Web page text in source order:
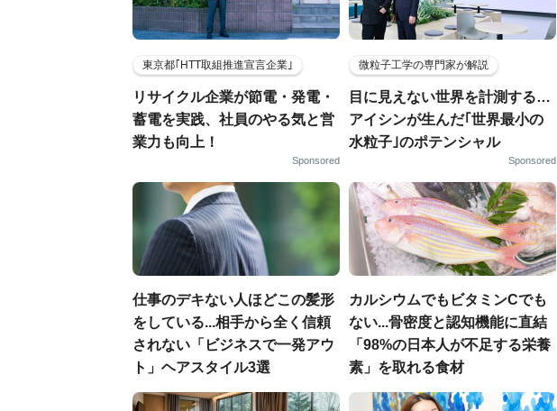
東京都｢HTT取組推進宣言企業｣
リサイクル企業が節電・発電・
蓄電を実践、社員のやる気と営
業力も向上！
Sponsored
微粒子工学の専門家が解説
目に見えない世界を計測する…
アイシンが生んだ｢世界最小の
水粒子｣のポテンシャル
Sponsored
仕事のデキない人ほどこの髪形
をしている...相手から全く信頼
されない「ビジネスで一発アウ
ト」ヘアスタイル3選
カルシウムでもビタミンCでも
ない...骨密度と認知機能に直結
「98%の日本人が不足する栄養
素」を取れる食材